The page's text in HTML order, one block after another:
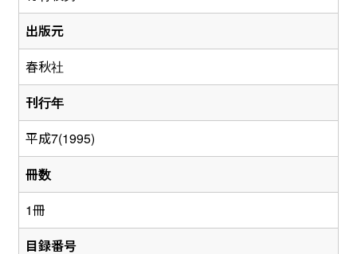
出版元
春秋社
刊行年
平成7(1995)
冊数
1冊
目録番号